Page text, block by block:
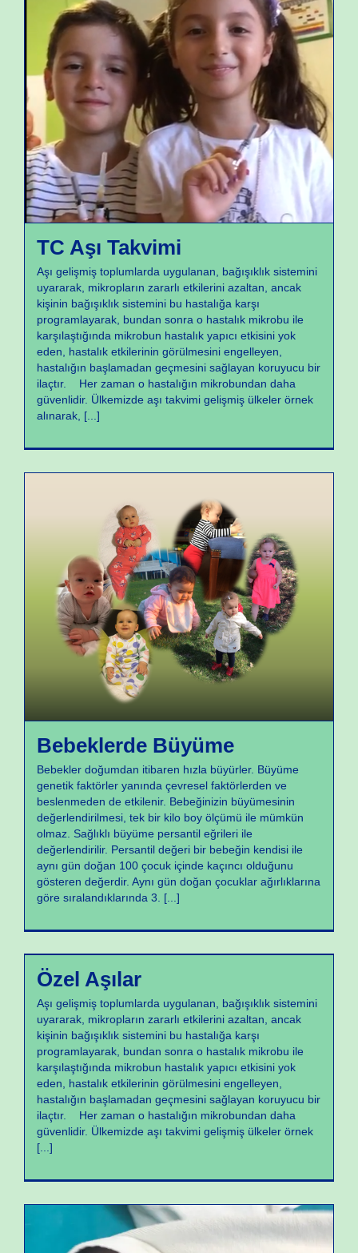
Aşılar
TC Aşı Takvimi
Aşı gelişmiş toplumlarda uygulanan, bağışıklık sistemini
uyararak, mikropların zararlı etkilerini azaltan, ancak
kişinin bağışıklık sistemini bu hastalığa karşı
programlayarak, bundan sonra o hastalık mikrobu ile
karşılaştığında mikrobun hastalık yapıcı etkisini yok
eden, hastalık etkilerinin görülmesini engelleyen,
hastalığın başlamadan geçmesini sağlayan koruyucu bir
ilaçtır. Her zaman o hastalığın mikrobundan daha
güvenlidir. Ülkemizde aşı takvimi gelişmiş ülkeler örnek
alınarak, [...]
Büyüme ve Gelişme
Bebeklerde Büyüme
Bebekler doğumdan itibaren hızla büyürler. Büyüme
genetik faktörler yanında çevresel faktörlerden ve
beslenmeden de etkilenir. Bebeğinizin büyümesinin
değerlendirilmesi, tek bir kilo boy ölçümü ile mümkün
olmaz. Sağlıklı büyüme persantil eğrileri ile
değerlendirilir. Persantil değeri bir bebeğin kendisi ile
aynı gün doğan 100 çocuk içinde kaçıncı olduğunu
gösteren değerdir. Aynı gün doğan çocuklar ağırlıklarına
göre sıralandıklarında 3. [...]
Özel Aşılar
Aşı gelişmiş toplumlarda uygulanan, bağışıklık sistemini
uyararak, mikropların zararlı etkilerini azaltan, ancak
kişinin bağışıklık sistemini bu hastalığa karşı
programlayarak, bundan sonra o hastalık mikrobu ile
karşılaştığında mikrobun hastalık yapıcı etkisini yok
eden, hastalık etkilerinin görülmesini engelleyen,
hastalığın başlamadan geçmesini sağlayan koruyucu bir
ilaçtır. Her zaman o hastalığın mikrobundan daha
güvenlidir. Ülkemizde aşı takvimi gelişmiş ülkeler örnek
[...]